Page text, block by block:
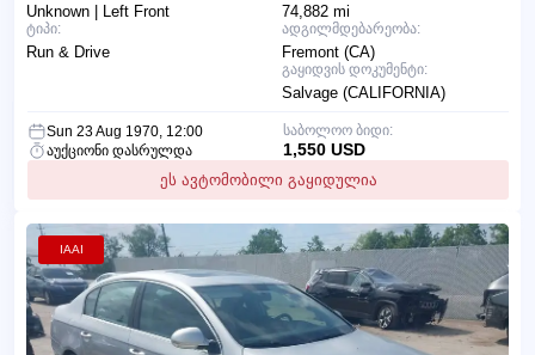
74,882 mi
ადგილმდებარეობა:
Fremont (CA)
გაყიდვის დოკუმენტი:
Salvage (CALIFORNIA)
Unknown | Left Front
ტიპი:
Run & Drive
Sun 23 Aug 1970, 12:00
აუქციონი დასრულდა
ეს ავტომობილი გაყიდულია
საბოლოო ბიდი:
1,550 USD
IAAI